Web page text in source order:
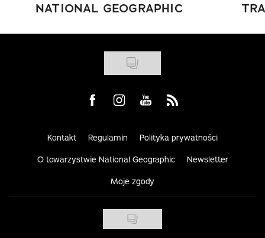
NATIONAL GEOGRAPHIC
Visit us on Facebook
Visit us on Instagram
Visit us on Youtube
Visit us on Rss
Kontakt Regulamin Polityka prywatności
O towarzystwie National Geographic Newsletter
Moje zgody